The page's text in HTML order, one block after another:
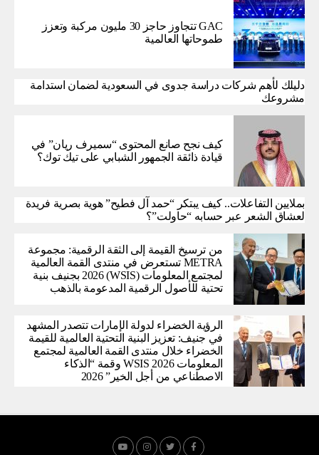
GAC تتجاوز حاجز 30 مليون مركبة وتعزز
طموحاتها العالمية
دليلك لأهم شركات دراسة جدوى في السعودية لضمان استدامة
مشروعك
كيف نجح صانع المحتوى “سميرف ريان” في
قيادة ذائقة الجمهور الشبابي على تيك توك؟
بملايين التفاعلات.. كيف يبتكر “حمد آل فطيح” هوية بصرية فريدة
لعشاق الشعر عبر حسابه “حاولت”؟
من ترسيخ القيمة إلى الثقة الرقمية: مجموعة
METRA تستعرض في منتدى القمة العالمية
لمجتمع المعلومات (WSIS) 2026 بجنيف بنية
تحتية للأصول الرقمية المدعومة بالذهب
الرؤية الخضراء لدولة الإمارات تتصدر المشهد
في جنيف: تعزيز البنية التحتية العالمية للقيمة
الخضراء خلال منتدى القمة العالمية لمجتمع
المعلومات WSIS 2026 وقمة “الذكاء
الاصطناعي من أجل الخير” 2026